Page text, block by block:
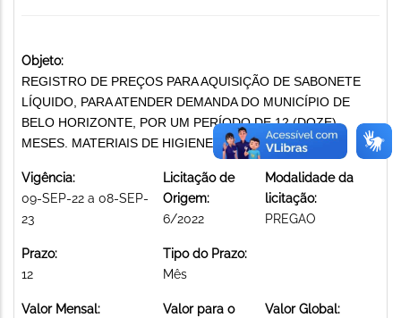
Objeto:
REGISTRO DE PREÇOS PARA AQUISIÇÃO DE SABONETE
LÍQUIDO, PARA ATENDER DEMANDA DO MUNICÍPIO DE
BELO HORIZONTE, POR UM PERÍODO DE 12 (DOZE)
MESES. MATERIAIS DE HIGIENE E LIMPEZA
Vigência:
09-SEP-22 a 08-SEP-
23
Licitação de
Origem:
6/2022
Modalidade da
licitação:
PREGAO
Prazo:
12
Tipo do Prazo:
Mês
Valor Mensal:
Valor para o
Valor Global: